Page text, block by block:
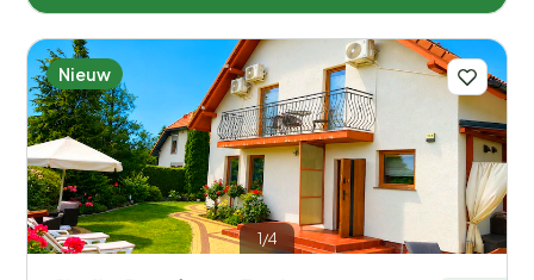
1/4
Nieuw